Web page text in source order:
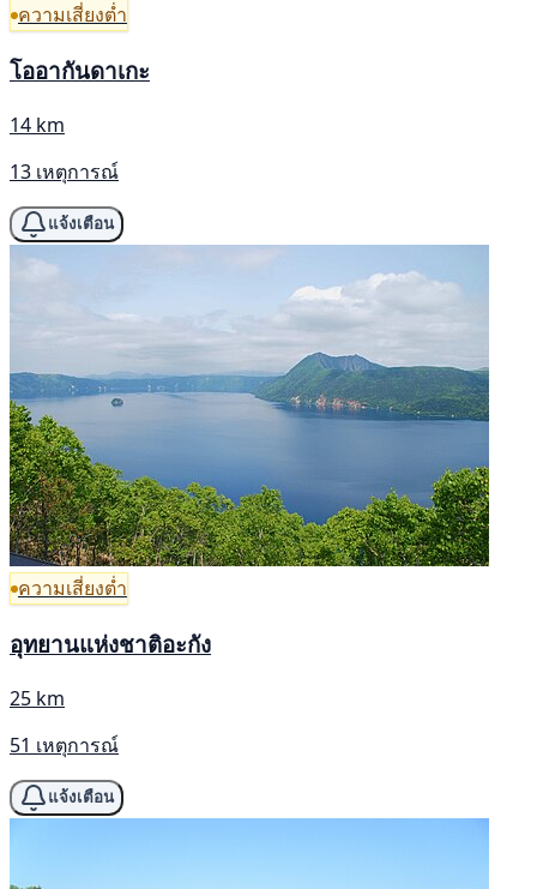
ความเสี่ยงต่ำ
โออากันดาเกะ
14 km
13 เหตุการณ์
แจ้งเตือน
ความเสี่ยงต่ำ
อุทยานแห่งชาติอะกัง
25 km
51 เหตุการณ์
แจ้งเตือน